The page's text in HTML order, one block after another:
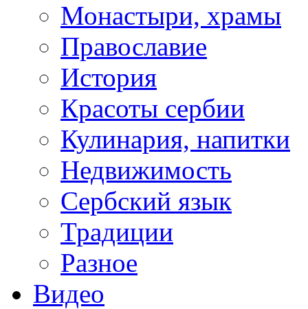
Монастыри, храмы
Православие
История
Красоты сербии
Кулинария, напитки
Недвижимость
Сербский язык
Традиции
Разное
Видео